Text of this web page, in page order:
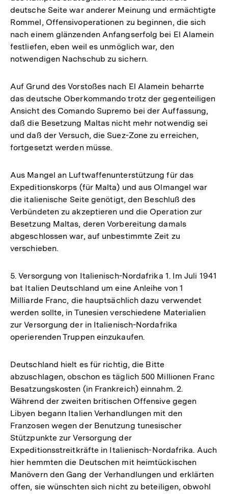
deutsche Seite war anderer Meinung und ermächtigte
Rommel, Offensivoperationen zu beginnen, die sich
nach einem glänzenden Anfangserfolg bei El Alamein
festliefen, eben weil es unmöglich war, den
notwendigen Nachschub zu sichern.
Auf Grund des Vorstoßes nach El Alamein beharrte
das deutsche Oberkommando trotz der gegenteiligen
Ansicht des Comando Supremo bei der Auffassung,
daß die Besetzung Maltas nicht mehr notwendig sei
und daß der Versuch, die Suez-Zone zu erreichen,
fortgesetzt werden müsse.
Aus Mangel an Luftwaffenunterstützung für das
Expeditionskorps (für Malta) und aus Olmangel war
die italienische Seite genötigt, den Beschluß des
Verbündeten zu akzeptieren und die Operation zur
Besetzung Maltas, deren Vorbereitung damals
abgeschlossen war, auf unbestimmte Zeit zu
verschieben.
5. Versorgung von Italienisch-Nordafrika 1. Im Juli 1941
bat Italien Deutschland um eine Anleihe von 1
Milliarde Franc, die hauptsächlich dazu verwendet
werden sollte, in Tunesien verschiedene Materialien
zur Versorgung der in Italienisch-Nordafrika
operierenden Truppen einzukaufen.
Deutschland hielt es für richtig, die Bitte
abzuschlagen, obschon es täglich 500 Millionen Franc
Besatzungskosten (in Frankreich) einnahm. 2.
Während der zweiten britischen Offensive gegen
Libyen begann Italien Verhandlungen mit den
Franzosen wegen der Benutzung tunesischer
Stützpunkte zur Versorgung der
Expeditionsstreitkräfte in Italienisch-Nordafrika. Auch
hier hemmten die Deutschen mit heimtückischen
Manövern den Gang der Verhandlungen und erklärten
offen, sie wünschten sich nicht zu beteiligen, obwohl